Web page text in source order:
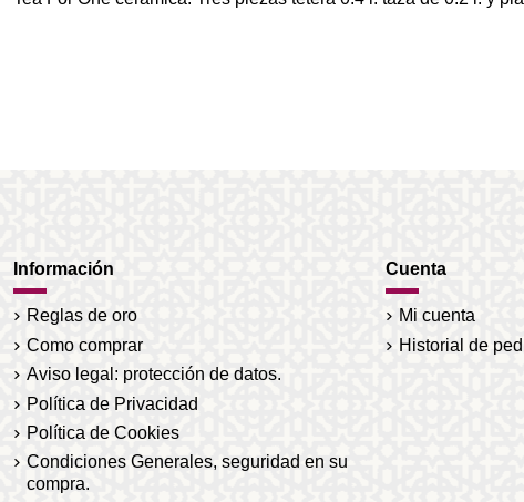
Información
Reglas de oro
Como comprar
Aviso legal: protección de datos.
Política de Privacidad
Política de Cookies
Condiciones Generales, seguridad en su
compra.
Cuenta
Mi cuenta
Historial de